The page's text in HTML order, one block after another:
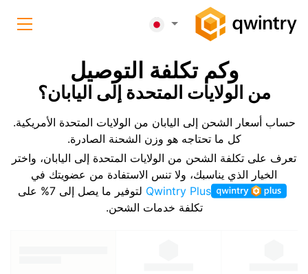
وكم تكلفة التوصيل
من الولايات المتحدة إلى اليابان؟
حساب أسعار الشحن إلى اليابان من الولايات المتحدة الأمريكية.
كل ما تحتاجه هو وزن الشحنة الصادرة.
تعرف على تكلفة الشحن من الولايات المتحدة إلى اليابان، واختر
الخيار الذي يناسبك، ولا تنس الاستفادة من عضويتك في
Qwintry Plus
لتوفير ما يصل إلى 7% على
تكلفة خدمات الشحن.